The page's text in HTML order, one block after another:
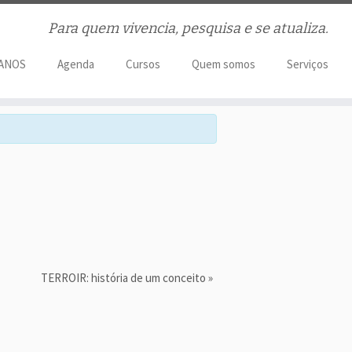
Para quem vivencia, pesquisa e se atualiza.
Agenda Cursos Quem somos Serviços
TERROIR: história de um conceito »